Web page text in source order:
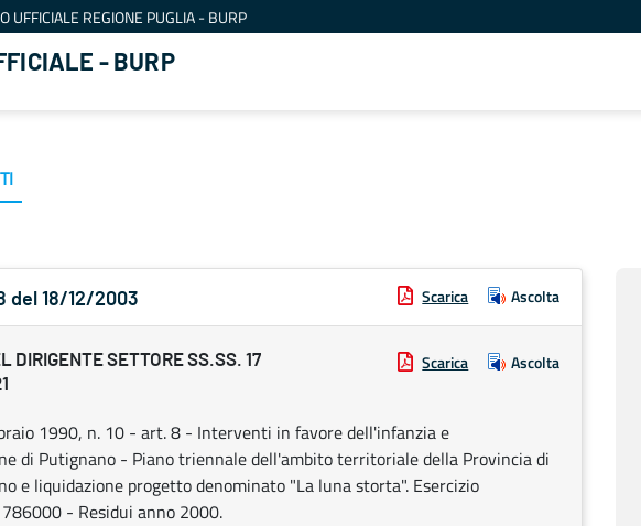
UFFICIALE REGIONE PUGLIA - BURP
- BURP
del 18/12/2003 Scarica Ascolta
DIRIGENTE SETTORE SS.SS. 17
Scarica Ascolta
1990, n. 10 - art. 8 - Interventi in favore dell'infanzia e
di Putignano - Piano triennale dell'ambito territoriale della Provincia di
e liquidazione progetto denominato "La luna storta". Esercizio
- Residui anno 2000.